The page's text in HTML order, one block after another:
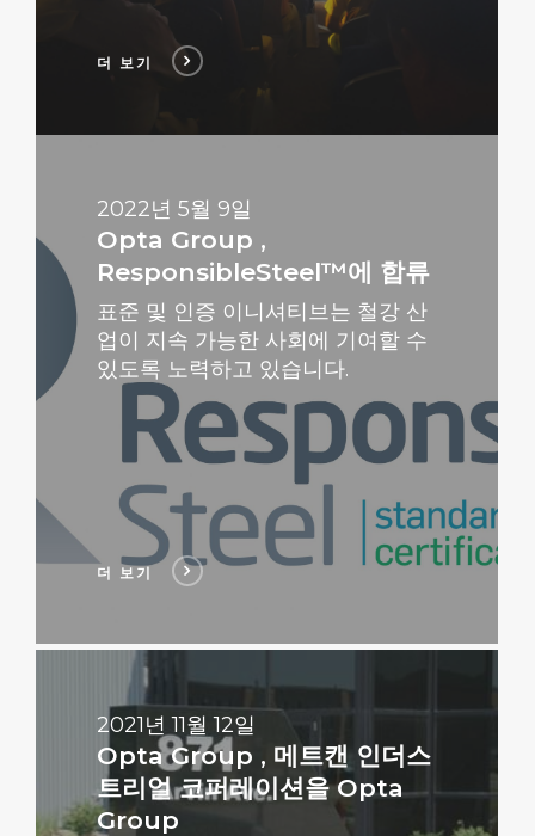
더 보기
2022년 5월 9일
Opta Group ,
ResponsibleSteel™에 합류
표준 및 인증 이니셔티브는 철강 산
업이 지속 가능한 사회에 기여할 수
있도록 노력하고 있습니다.
더 보기
2021년 11월 12일
Opta Group , 메트캔 인더스
트리얼 코퍼레이션을 Opta
Group